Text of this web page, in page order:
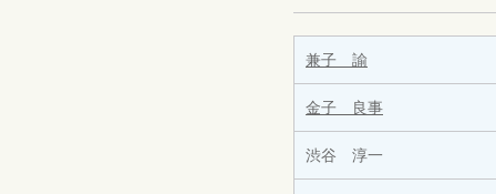
兼子 諭
金子 良事
渋谷 淳一